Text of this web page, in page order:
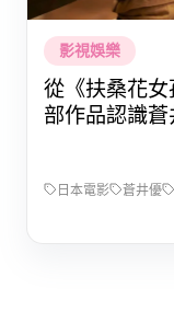
影視娛樂
從《扶桑花
部作品認識
日本電影 蒼井優